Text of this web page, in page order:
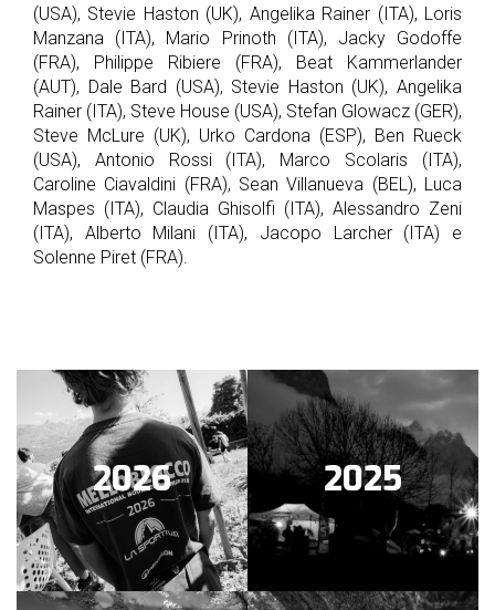
(USA), Stevie Haston (UK), Angelika Rainer (ITA), Loris
Manzana (ITA), Mario Prinoth (ITA), Jacky Godoffe
(FRA), Philippe Ribiere (FRA), Beat Kammerlander
(AUT), Dale Bard (USA), Stevie Haston (UK), Angelika
Rainer (ITA), Steve House (USA), Stefan Glowacz (GER),
Steve McLure (UK), Urko Cardona (ESP), Ben Rueck
(USA), Antonio Rossi (ITA), Marco Scolaris (ITA),
Caroline Ciavaldini (FRA), Sean Villanueva (BEL), Luca
Maspes (ITA), Claudia Ghisolfi (ITA), Alessandro Zeni
(ITA), Alberto Milani (ITA), Jacopo Larcher (ITA) e
Solenne Piret (FRA).
2026 2025